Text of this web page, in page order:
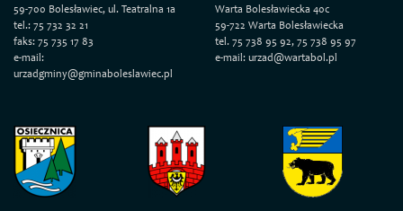
59-700 Bolesławiec, ul. Teatralna 1a
tel.: 75 732 32 21
faks: 75 735 17 83
e-mail:
urzadgminy@gminaboleslawiec.pl
Warta Bolesławiecka 40c
59-722 Warta Bolesławiecka
tel. 75 738 95 92, 75 738 95 97
e-mail: urzad@wartabol.pl